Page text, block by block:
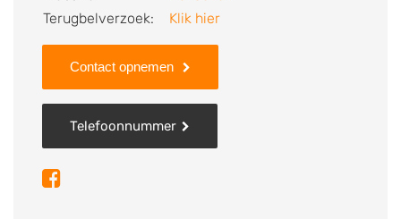
Terugbelverzoek:
Klik hier
Contact opnemen
Telefoonnummer